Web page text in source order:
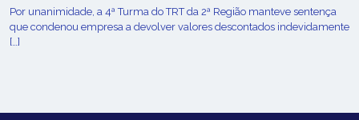
Por unanimidade, a 4ª Turma do TRT da 2ª Região manteve sentença
que condenou empresa a devolver valores descontados indevidamente
[…]